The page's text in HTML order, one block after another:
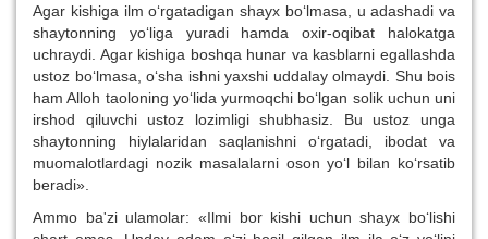
Agar kishiga ilm o‘rgatadigan shayx bo‘lmasa, u adashadi va
shaytonning yo‘liga yuradi hamda oxir-oqibat halokatga
uchraydi. Agar kishiga boshqa hunar va kasblarni egallashda
ustoz bo‘lmasa, o‘sha ishni yaxshi uddalay olmaydi. Shu bois
ham Alloh taoloning yo‘lida yurmoqchi bo‘lgan solik uchun uni
irshod qiluvchi ustoz lozimligi shubhasiz. Bu ustoz unga
shaytonning hiylalaridan saqlanishni o‘rgatadi, ibodat va
muomalotlardagi nozik masalalarni oson yo‘l bilan ko‘rsatib
beradi».
Ammo ba'zi ulamolar: «Ilmi bor kishi uchun shayx bo‘lishi